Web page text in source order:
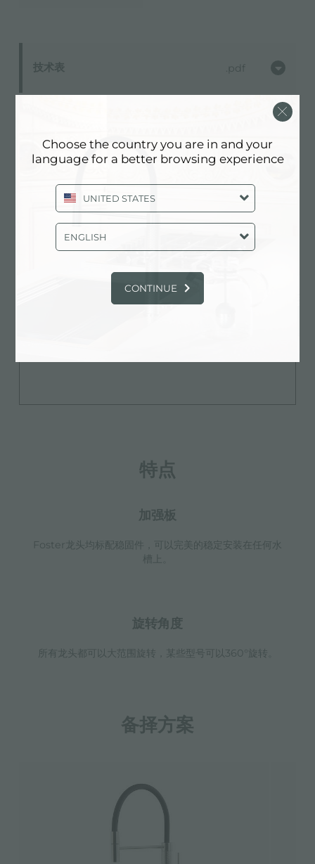
技术表 pdf
特点
加强板
Foster龙头均标配稳固件，可以完美的稳定安装在任何水
槽上。
旋转角度
所有龙头都可以大范围旋转，某些型号可以360°旋转。
备择方案
Choose the country you are in and your
language for a better browsing experience
UNITED STATES
ENGLISH
CONTINUE